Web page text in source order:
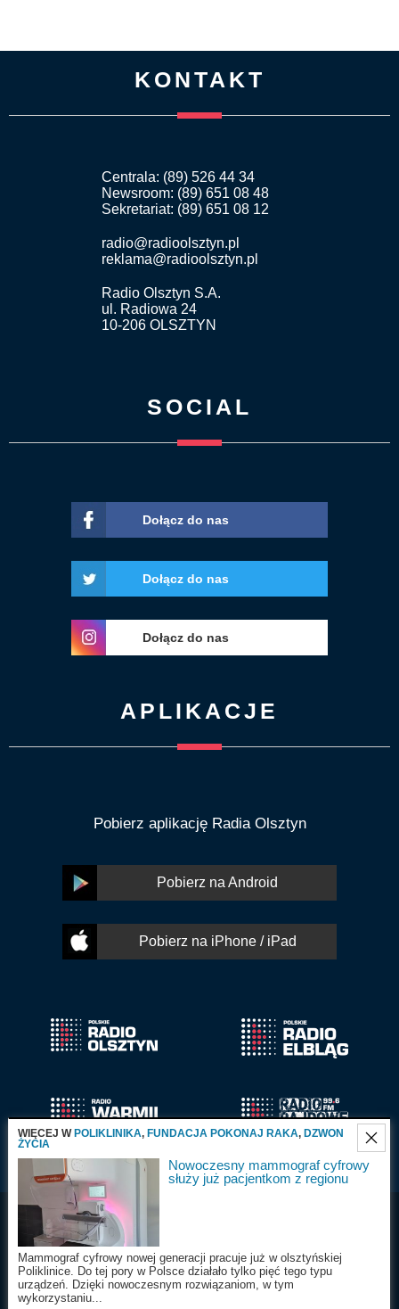
KONTAKT
Centrala: (89) 526 44 34
Newsroom: (89) 651 08 48
Sekretariat: (89) 651 08 12
radio@radioolsztyn.pl
reklama@radioolsztyn.pl
Radio Olsztyn S.A.
ul. Radiowa 24
10-206 OLSZTYN
SOCIAL
Dołącz do nas
Dołącz do nas
Dołącz do nas
APLIKACJE
Pobierz aplikację Radia Olsztyn
Pobierz na Android
Pobierz na iPhone / iPad
Nasza witryna wykorzystuje ciasteczka 'cookies'. Więcej informacji
WIĘCEJ WPOLIKLINIKA, FUNDACJA POKONAJ RAKA, DZWON
ŻYCIA
Nowoczesny mammograf cyfrowy
służy już pacjentkom z regionu
Mammograf cyfrowy nowej generacji pracuje już w olsztyńskiej
Poliklinice. Do tej pory w Polsce działało tylko pięć tego typu
urządzeń. Dzięki nowoczesnym rozwiązaniom, w tym
wykorzystaniu...